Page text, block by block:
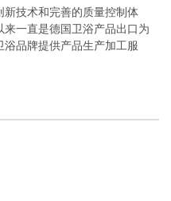
技术和完善的质量控制体
一直是德国卫浴产品出口为
品牌提供产品生产加工服